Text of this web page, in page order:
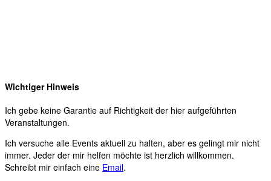
Wichtiger Hinweis
Ich gebe keine Garantie auf Richtigkeit der hier aufgeführten
Veranstaltungen.
Ich versuche alle Events aktuell zu halten, aber es gelingt mir nicht
immer. Jeder der mir helfen möchte ist herzlich willkommen.
Schreibt mir einfach eine Email.